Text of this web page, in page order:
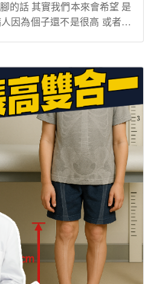
的話 其實我們本來會希望 是
因為個子還不是很高 或者是